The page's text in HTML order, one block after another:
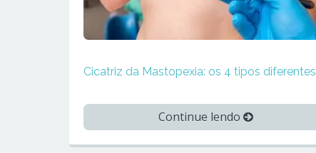
Cicatriz da Mastopexia: os 4 tipos diferentes
Continue lendo